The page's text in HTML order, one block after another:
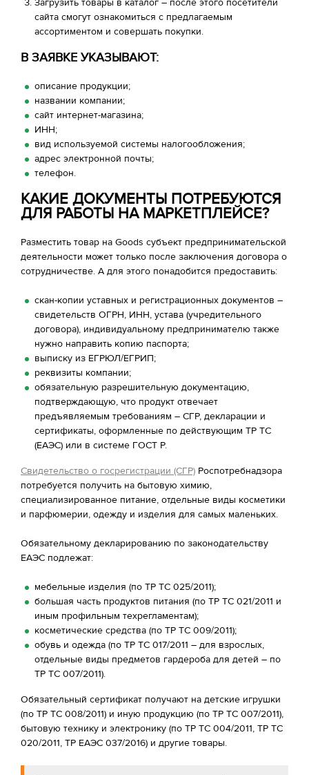
Загрузить товары в каталог – после этого посетители
сайта смогут ознакомиться с предлагаемым
ассортиментом и совершать покупки.
В ЗАЯВКЕ УКАЗЫВАЮТ:
описание продукции;
названии компании;
сайт интернет-магазина;
ИНН;
вид используемой системы налогообложения;
адрес электронной почты;
телефон.
КАКИЕ ДОКУМЕНТЫ ПОТРЕБУЮТСЯ
ДЛЯ РАБОТЫ НА МАРКЕТПЛЕЙСЕ?
Разместить товар на Goods субъект предпринимательской
деятельности может только после заключения договора о
сотрудничестве. А для этого понадобится предоставить:
скан-копии уставных и регистрационных документов –
свидетельств ОГРН, ИНН, устава (учредительного
договора), индивидуальному предпринимателю также
нужно направить копию паспорта;
выписку из ЕГРЮЛ/ЕГРИП;
реквизиты компании;
обязательную разрешительную документацию,
подтверждающую, что продукт отвечает
предъявляемым требованиям – СГР, декларации и
сертификаты, оформленные по действующим ТР ТС
(ЕАЭС) или в системе ГОСТ Р.
Свидетельство о госрегистрации (СГР) Роспотребнадзора
потребуется получить на бытовую химию,
специализированное питание, отдельные виды косметики
и парфюмерии, одежду и изделия для самых маленьких.
Обязательному декларированию по законодательству
ЕАЭС подлежат:
мебельные изделия (по ТР ТС 025/2011);
большая часть продуктов питания (по ТР ТС 021/2011 и
иным профильным техрегламентам);
косметические средства (по ТР ТС 009/2011);
обувь и одежда (по ТР ТС 017/2011 – для взрослых,
отдельные виды предметов гардероба для детей – по
ТР ТС 007/2011).
Обязательный сертификат получают на детские игрушки
(по ТР ТС 008/2011) и иную продукцию (по ТР ТС 007/2011),
бытовую технику и электронику (по ТР ТС 004/2011, ТР ТС
020/2011, ТР ЕАЭС 037/2016) и другие товары.